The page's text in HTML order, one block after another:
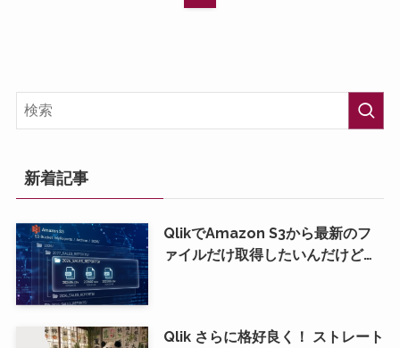
新着記事
QlikでAmazon S3から最新のフ
ァイルだけ取得したいんだけど…
Qlik さらに格好良く！ ストレート